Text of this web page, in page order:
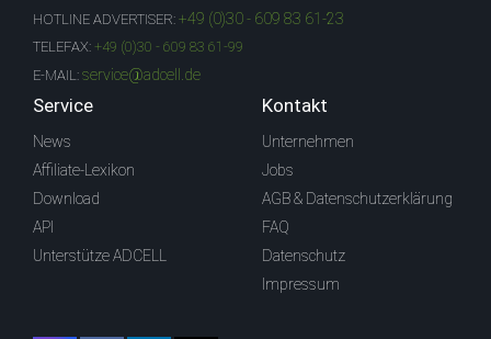
HOTLINE ADVERTISER: +49 (0)30 - 609 83 61-23
TELEFAX: +49 (0)30 - 609 83 61-99
E-MAIL: service@adcell.de
Service
News
Affiliate-Lexikon
Download
API
Unterstütze ADCELL
Kontakt
Unternehmen
Jobs
AGB & Datenschutzerklärung
FAQ
Datenschutz
Impressum